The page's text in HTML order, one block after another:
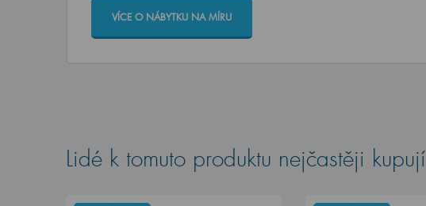
VÍCE O NÁBYTKU NA MÍRU
Lidé k tomuto produktu nejčastěji kupují